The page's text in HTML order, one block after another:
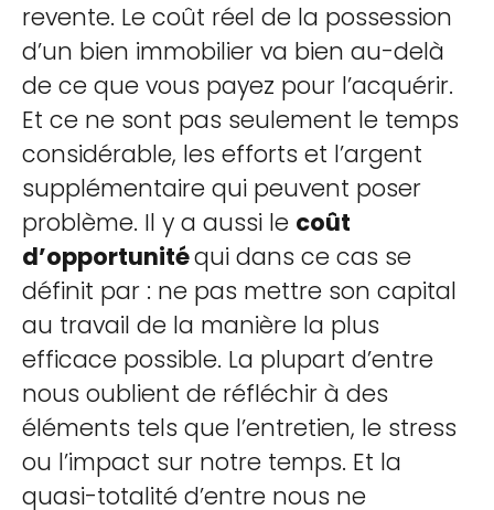
revente. Le coût réel de la possession
d’un bien immobilier va bien au-delà
de ce que vous payez pour l’acquérir.
Et ce ne sont pas seulement le temps
considérable, les efforts et l’argent
supplémentaire qui peuvent poser
problème. Il y a aussi le coût
d’opportunitéqui dans ce cas se
définit par : ne pas mettre son capital
au travail de la manière la plus
efficace possible. La plupart d’entre
nous oublient de réfléchir à des
éléments tels que l’entretien, le stress
ou l’impact sur notre temps. Et la
quasi-totalité d’entre nous ne